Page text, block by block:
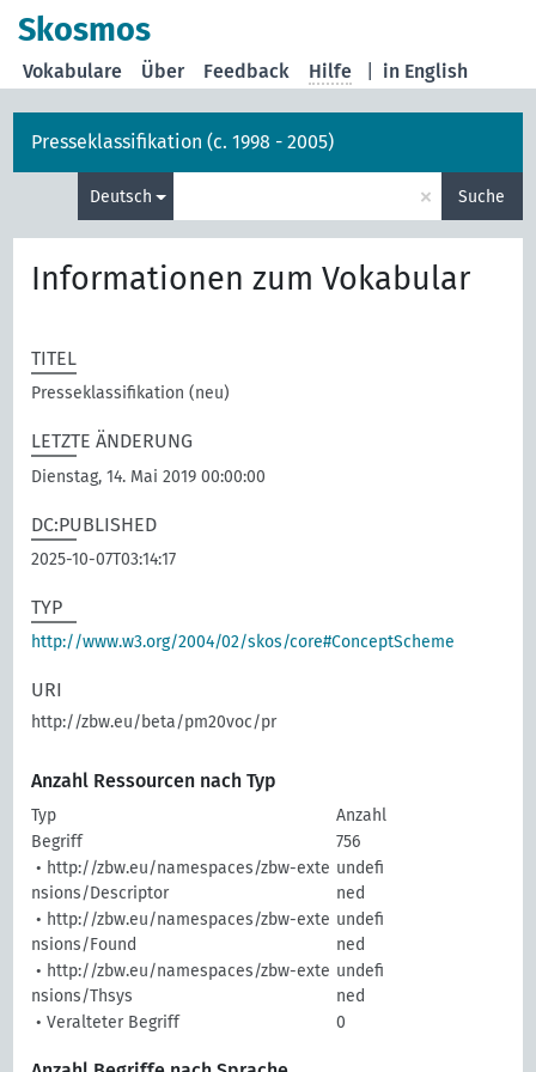
Skosmos
in English
Vokabulare Über Feedback Hilfe
Presseklassifikation (c. 1998 - 2005)
Deutsch × Suche
Informationen zum Vokabular
TITEL
Presseklassifikation (neu)
LETZTE ÄNDERUNG
Dienstag, 14. Mai 2019 00:00:00
DC:PUBLISHED
2025-10-07T03:14:17
TYP
http://www.w3.org/2004/02/skos/core#ConceptScheme
URI
http://zbw.eu/beta/pm20voc/pr
Anzahl Ressourcen nach Typ
Typ
Anzahl
Begriff
756
• http://zbw.eu/namespaces/zbw-exte
nsions/Descriptor
undefi
ned
• http://zbw.eu/namespaces/zbw-exte
nsions/Found
undefi
ned
• http://zbw.eu/namespaces/zbw-exte
nsions/Thsys
undefi
ned
• Veralteter Begriff
0